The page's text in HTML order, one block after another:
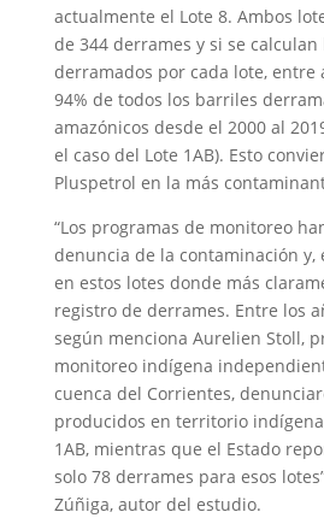
actualmente el Lote 8. Ambos
de 344 derrames y si se
derramados por cada lote, entre
94% de todos los barriles
amazónicos desde el 2000 al
el caso del Lote 1AB). Esto
Pluspetrol en la más
“Los programas de monitoreo
denuncia de la contaminación y,
en estos lotes donde más
registro de derrames. Entre los
según menciona Aurelien Stoll,
monitoreo indígena
cuenca del Corrientes,
producidos en territorio
1AB, mientras que el Estado
solo 78 derrames para esos
Zúñiga, autor del estudio.